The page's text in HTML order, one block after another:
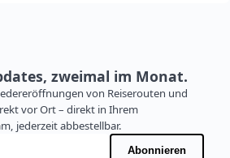
zweimal im Monat.
von Reiserouten und
vor Ort – direkt in Ihrem
jederzeit abbestellbar.
Abonnieren